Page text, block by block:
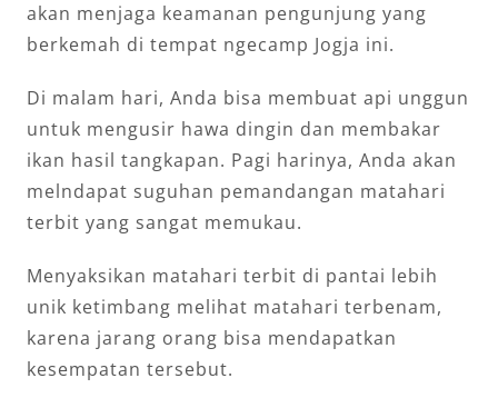
akan menjaga keamanan pengunjung yang
berkemah di tempat ngecamp Jogja ini.
Di malam hari, Anda bisa membuat api unggun
untuk mengusir hawa dingin dan membakar
ikan hasil tangkapan. Pagi harinya, Anda akan
melndapat suguhan pemandangan matahari
terbit yang sangat memukau.
Menyaksikan matahari terbit di pantai lebih
unik ketimbang melihat matahari terbenam,
karena jarang orang bisa mendapatkan
kesempatan tersebut.